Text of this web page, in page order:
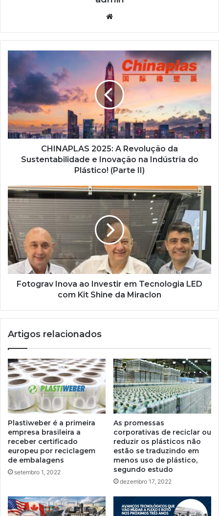
CHINAPLAS
Revolução
da
Sustentabilidade
e
Inovação
na
II)
CHINAPLAS 2025: A Revolução da
Sustentabilidade e Inovação na Indústria do
Plástico! (Parte II)
Fotograv
Inova
ao
Investir
em
Tecnologia
LED
com
Kit
ShineFotograv Inova ao Investir em Tecnologia LED
com Kit Shine da Miraclon
Artigos relacionados
Plastiweber é a primeira
empresa brasileira a
receber certificado
europeu por reciclagem
de embalagens
setembro 1, 2022
As promessas
corporativas de reciclar ou
reduzir os plásticos não
estão se traduzindo em
menos uso de plástico,
segundo estudo
dezembro 17, 2022